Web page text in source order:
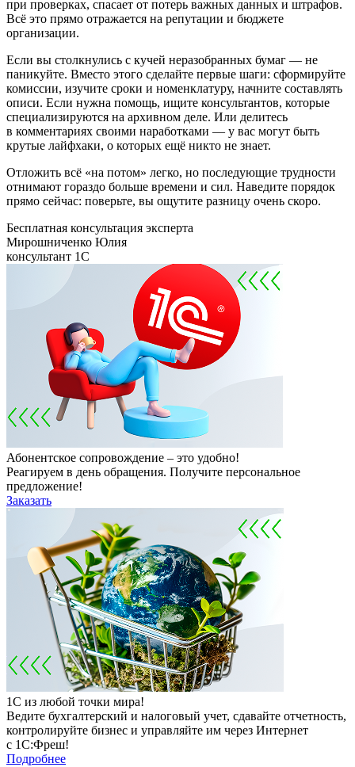
при проверках, спасает от потерь важных данных и штрафов.
Всё это прямо отражается на репутации и бюджете
организации.
Если вы столкнулись с кучей неразобранных бумаг — не
паникуйте. Вместо этого сделайте первые шаги: сформируйте
комиссии, изучите сроки и номенклатуру, начните составлять
описи. Если нужна помощь, ищите консультантов, которые
специализируются на архивном деле. Или делитесь
в комментариях своими наработками — у вас могут быть
крутые лайфхаки, о которых ещё никто не знает.
Отложить всё «на потом» легко, но последующие трудности
отнимают гораздо больше времени и сил. Наведите порядок
прямо сейчас: поверьте, вы ощутите разницу очень скоро.
Бесплатная консультация эксперта
Мирошниченко Юлия
консультант 1С
Абонентское сопровождение – это удобно!
Реагируем в день обращения. Получите персональное
предложение!
Заказать
1С из любой точки мира!
Ведите бухгалтерский и налоговый учет, сдавайте отчетность,
контролируйте бизнес и управляйте им через Интернет
с 1С:Фреш!
Подробнее